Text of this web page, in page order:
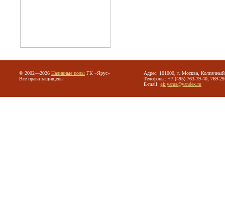
© 2002—2026 Наливные полы ГК «Ярус»
Все права защищены
Адрес: 101000, г. Москва,
Телефоны: +7 (495) 763-79-40, 769-
E-mail: gk.yarus@yandex.ru